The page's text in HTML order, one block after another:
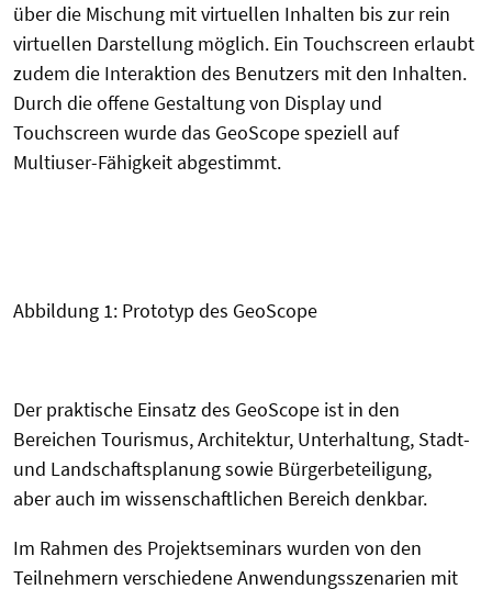
über die Mischung mit virtuellen Inhalten bis zur rein
virtuellen Darstellung möglich. Ein Touchscreen erlaubt
zudem die Interaktion des Benutzers mit den Inhalten.
Durch die offene Gestaltung von Display und
Touchscreen wurde das GeoScope speziell auf
Multiuser-Fähigkeit abgestimmt.
Abbildung 1: Prototyp des GeoScope
Der praktische Einsatz des GeoScope ist in den
Bereichen Tourismus, Architektur, Unterhaltung, Stadt-
und Landschaftsplanung sowie Bürgerbeteiligung,
aber auch im wissenschaftlichen Bereich denkbar.
Im Rahmen des Projektseminars wurden von den
Teilnehmern verschiedene Anwendungsszenarien mit